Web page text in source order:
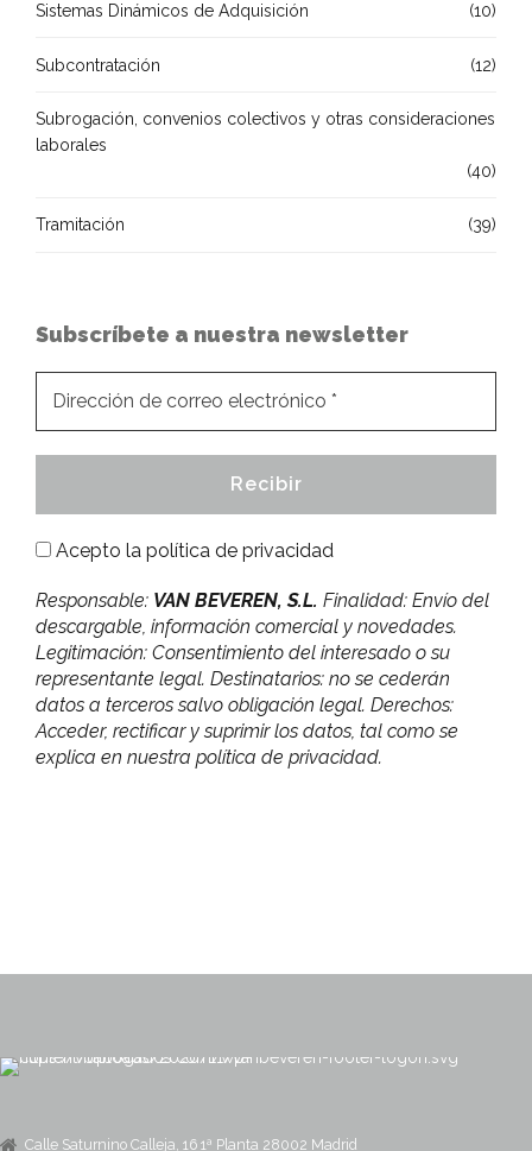
Sistemas Dinámicos de Adquisición (10)
Subcontratación (12)
Subrogación, convenios colectivos y otras consideraciones
laborales
(40)
Tramitación (39)
Subscríbete a nuestra newsletter
Acepto la política de privacidad
Responsable: VAN BEVEREN, S.L. Finalidad: Envío del
descargable, información comercial y novedades.
Legitimación: Consentimiento del interesado o su
representante legal. Destinatarios: no se cederán
datos a terceros salvo obligación legal. Derechos:
Acceder, rectificar y suprimir los datos, tal como se
explica en nuestra política de privacidad.
Calle Saturnino Calleja, 16 1ª Planta 28002 Madrid